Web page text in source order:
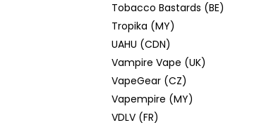
Tobacco Bastards (BE)
Tropika (MY)
UAHU (CDN)
Vampire Vape (UK)
VapeGear (CZ)
Vapempire (MY)
VDLV (FR)